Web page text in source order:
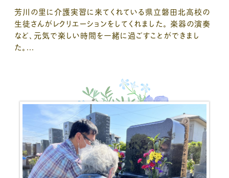
芳川の里に介護実習に来てくれている県立磐田北高校の
生徒さんがレクリエーションをしてくれました。 楽器の演奏
など、元気で楽しい時間を一緒に過ごすことができまし
た。...